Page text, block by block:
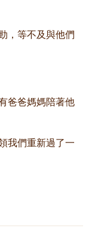
，等不及與他們
爸爸媽媽陪著他
我們重新過了一